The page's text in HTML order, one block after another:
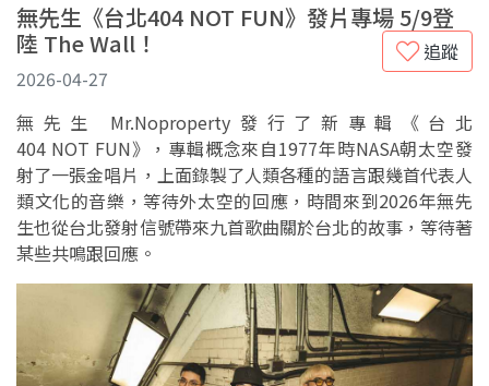
無先生《台北404 NOT FUN》發片專場 5/9登
陸 The Wall！
追蹤
2026-04-27
無先生 Mr.Noproperty發行了新專輯《台北
404 NOT FUN》，專輯概念來自1977年時NASA朝太空發
射了一張金唱片，上面錄製了人類各種的語言跟幾首代表人
類文化的音樂，等待外太空的回應，時間來到2026年無先
生也從台北發射信號帶來九首歌曲關於台北的故事，等待著
某些共鳴跟回應。